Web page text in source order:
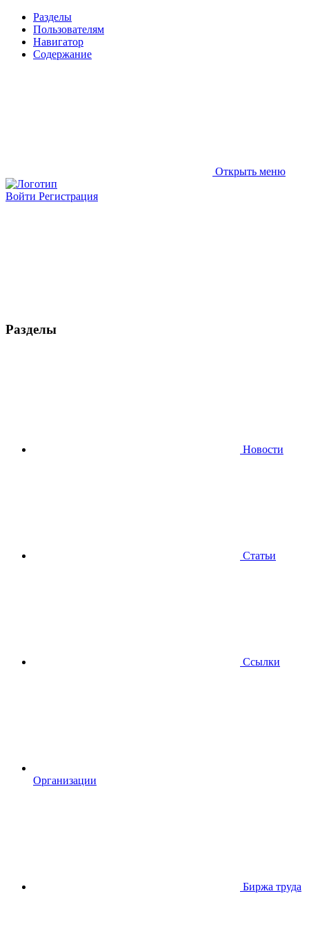
Разделы
Пользователям
Навигатор
Содержание
Открыть меню
Войти Регистрация
Разделы
Новости
Статьи
Ссылки
Организации
Биржа труда